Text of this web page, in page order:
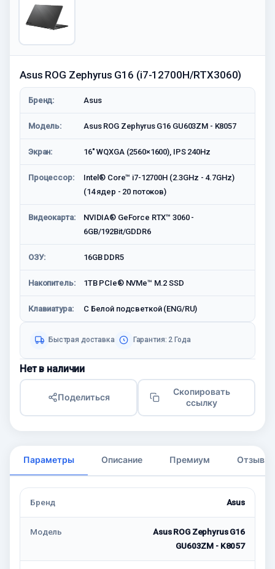
Asus ROG Zephyrus G16 (i7-12700H/RTX3060)
Бренд: Asus
Модель: Asus ROG Zephyrus G16 GU603ZM - K8057
Экран: 16" WQXGA (2560×1600), IPS 240Hz
Процессор:
Intel® Core™ i7-12700H (2.3GHz - 4.7GHz)
(14 ядер - 20 потоков)
Видеокарта:
NVIDIA® GeForce RTX™ 3060 -
6GB/192Bit/GDDR6
ОЗУ: 16GB DDR5
Накопитель: 1TB PCIe® NVMe™ M.2 SSD
Клавиатура: С Белой подсветкой (ENG/RU)
Быстрая доставка Гарантия: 2 Года
Нет в наличии
Поделиться
Скопировать
ссылку
Параметры Описание Премиум Отзывы
Бренд Asus
Модель
Asus ROG Zephyrus G16
GU603ZM - K8057